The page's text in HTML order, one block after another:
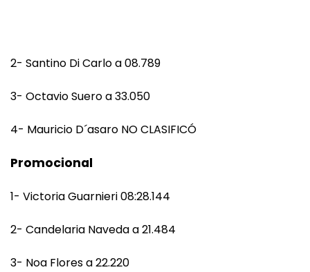
2- Santino Di Carlo a 08.789
3- Octavio Suero a 33.050
4- Mauricio D´asaro NO CLASIFICÓ
Promocional
1- Victoria Guarnieri 08:28.144
2- Candelaria Naveda a 21.484
3- Noa Flores a 22.220